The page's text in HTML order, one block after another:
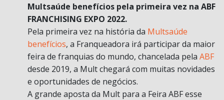
Multsaúde benefícios pela primeira vez na ABF
FRANCHISING EXPO 2022.
Pela primeira vez na história da Multsaúde
benefícios, a Franqueadora irá participar da maior
feira de franquias do mundo, chancelada pela ABF
desde 2019, a Mult chegará com muitas novidades
e oportunidades de negócios.
A grande aposta da Mult para a Feira ABF esse